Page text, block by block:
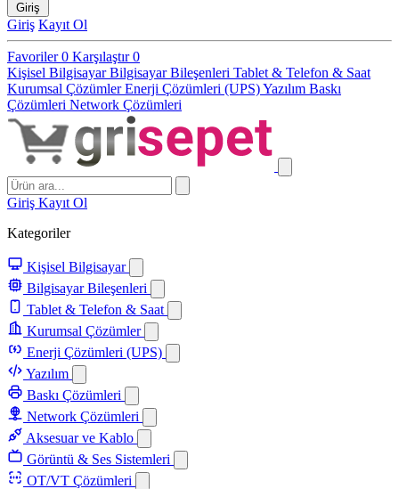
Giriş
Giriş Kayıt Ol
Favoriler0 Karşılaştır0
Kişisel BilgisayarBilgisayar Bileşenleri Tablet & Telefon & Saat
Kurumsal ÇözümlerEnerji Çözümleri (UPS)Yazılım Baskı
Çözümleri Network Çözümleri
Giriş Kayıt Ol
Kategoriler
Kişisel Bilgisayar
Bilgisayar Bileşenleri
Tablet & Telefon & Saat
Kurumsal Çözümler
Enerji Çözümleri (UPS)
Yazılım
Baskı Çözümleri
Network Çözümleri
Aksesuar ve Kablo
Görüntü & Ses Sistemleri
OT/VT Çözümleri